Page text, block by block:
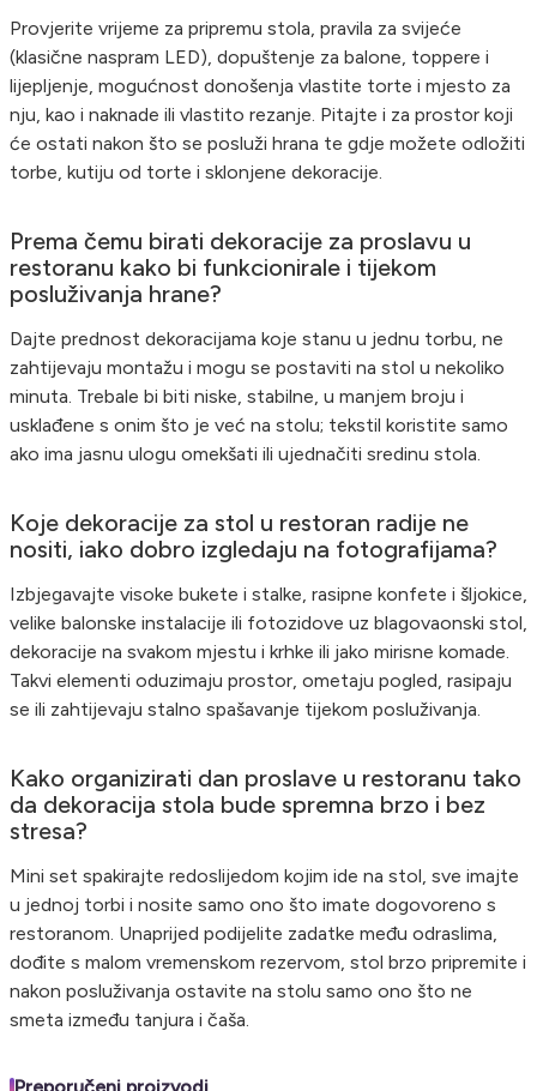
Provjerite vrijeme za pripremu stola, pravila za svijeće
(klasične naspram LED), dopuštenje za balone, toppere i
lijepljenje, mogućnost donošenja vlastite torte i mjesto za
nju, kao i naknade ili vlastito rezanje. Pitajte i za prostor koji
će ostati nakon što se posluži hrana te gdje možete odložiti
torbe, kutiju od torte i sklonjene dekoracije.
Prema čemu birati dekoracije za proslavu u
restoranu kako bi funkcionirale i tijekom
posluživanja hrane?
Dajte prednost dekoracijama koje stanu u jednu torbu, ne
zahtijevaju montažu i mogu se postaviti na stol u nekoliko
minuta. Trebale bi biti niske, stabilne, u manjem broju i
usklađene s onim što je već na stolu; tekstil koristite samo
ako ima jasnu ulogu omekšati ili ujednačiti sredinu stola.
Koje dekoracije za stol u restoran radije ne
nositi, iako dobro izgledaju na fotografijama?
Izbjegavajte visoke bukete i stalke, rasipne konfete i šljokice,
velike balonske instalacije ili fotozidove uz blagovaonski stol,
dekoracije na svakom mjestu i krhke ili jako mirisne komade.
Takvi elementi oduzimaju prostor, ometaju pogled, rasipaju
se ili zahtijevaju stalno spašavanje tijekom posluživanja.
Kako organizirati dan proslave u restoranu tako
da dekoracija stola bude spremna brzo i bez
stresa?
Mini set spakirajte redoslijedom kojim ide na stol, sve imajte
u jednoj torbi i nosite samo ono što imate dogovoreno s
restoranom. Unaprijed podijelite zadatke među odraslima,
dođite s malom vremenskom rezervom, stol brzo pripremite i
nakon posluživanja ostavite na stolu samo ono što ne
smeta između tanjura i čaša.
Preporučeni proizvodi